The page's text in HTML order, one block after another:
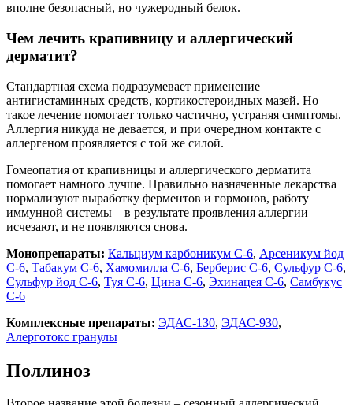
вполне безопасный, но чужеродный белок.
Чем лечить крапивницу и аллергический
дерматит?
Стандартная схема подразумевает применение
антигистаминных средств, кортикостероидных мазей. Но
такое лечение помогает только частично, устраняя симптомы.
Аллергия никуда не девается, и при очередном контакте с
аллергеном проявляется с той же силой.
Гомеопатия от крапивницы и аллергического дерматита
помогает намного лучше. Правильно назначенные лекарства
нормализуют выработку ферментов и гормонов, работу
иммунной системы – в результате проявления аллергии
исчезают, и не появляются снова.
Монопрепараты: Кальциум карбоникум С-6, Арсеникум йод
С-6, Табакум С-6, Хамомилла С-6, Берберис С-6, Сульфур С-6,
Сульфур йод С-6, Туя С-6, Цина С-6, Эхинацея С-6, Самбукус
С-6
Комплексные препараты: ЭДАС-130, ЭДАС-930,
Алерготокс гранулы
Поллиноз